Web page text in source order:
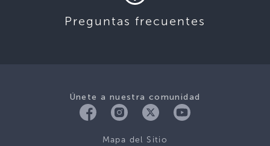
Preguntas frecuentes
Únete a nuestra comunidad
Mapa del Sitio